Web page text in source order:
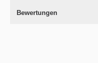
Bewertungen